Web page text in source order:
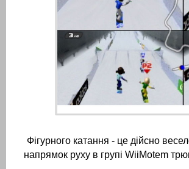
Фігурного катання - це дійсно
напрямок руху в групі WiiMotem